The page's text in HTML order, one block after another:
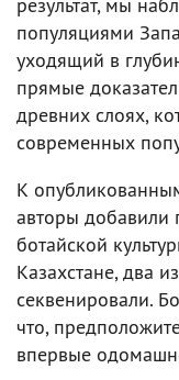
популяциями
уходящий в
прямые
древних слоях,
современных
К
авторы добавили
ботайской
Казахстане, два
секвенировали.
что,
впервые